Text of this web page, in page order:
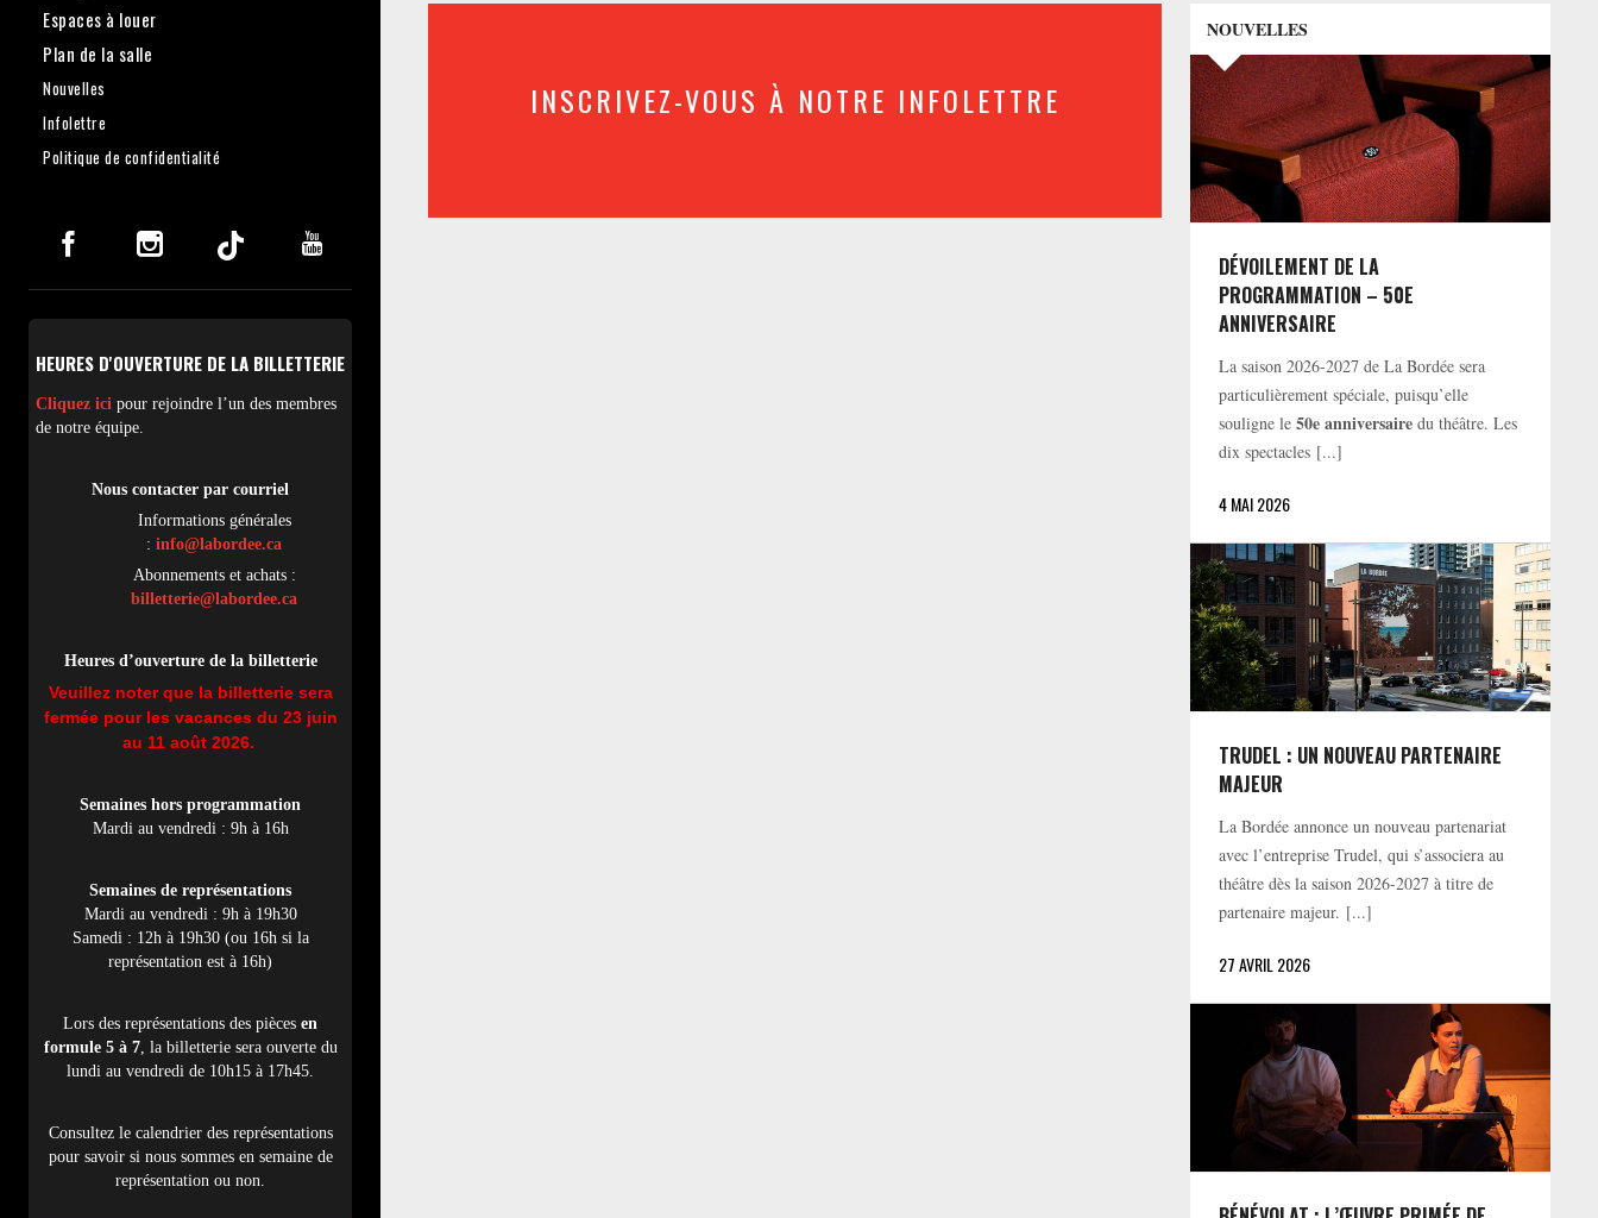
Espaces à louer
Plan de la salle
Nouvelles
Infolettre
Politique de confidentialité
HEURES D'OUVERTURE DE LA BILLETTERIE
Cliquez ici pour rejoindre l’un des membres
de notre équipe.
Nous contacter par courriel
Informations générales
: info@labordee.ca
Abonnements et achats :
billetterie@labordee.ca
Heures d’ouverture de la billetterie
Veuillez noter que la billetterie sera
fermée pour les vacances du 23 juin
au 11 août 2026.
Semaines hors programmation
Mardi au vendredi : 9h à 16h
Semaines de représentations
Mardi au vendredi : 9h à 19h30
Samedi : 12h à 19h30 (ou 16h si la
représentation est à 16h)
Lors des représentations des pièces en
formule 5 à 7, la billetterie sera ouverte du
lundi au vendredi de 10h15 à 17h45.
Consultez le calendrier des représentations
pour savoir si nous sommes en semaine de
représentation ou non.
INSCRIVEZ-VOUS À NOTRE INFOLETTRE
NOUVELLES
DÉVOILEMENT DE LA
PROGRAMMATION – 50E
ANNIVERSAIRE
La saison 2026-2027 de La Bordée sera
particulièrement spéciale, puisqu’elle
souligne le50e anniversaire du théâtre. Les
dix spectacles [...]
4 MAI 2026
TRUDEL : UN NOUVEAU PARTENAIRE
MAJEUR
La Bordée annonce un nouveau partenariat
avec l’entreprise Trudel, qui s’associera au
théâtre dès la saison 2026-2027 à titre de
partenaire majeur. [...]
27 AVRIL 2026